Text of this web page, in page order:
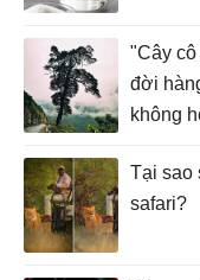
"Cây
đời
không
Tại sao
safari?